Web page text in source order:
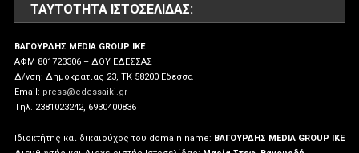
ΤΑΥΤΌΤΗΤΑ ΙΣΤΟΣΕΛΊΔΑΣ:
ΒΑΓΟΥΡΔΗΣ MEDIA GROUP IKE
ΑΦΜ 801723306 – ΔΟΥ ΕΔΕΣΣΑΣ
Δ/νση: Δημοκρατίας 23, ΤΚ 58200 Εδεσσα
Email: press@edessaiki.gr
Tηλ. 2381023242, 6930400836
Ιδιοκτήτης και δικαιούχος του domain name: ΒΑΓΟΥΡΔΗΣ MEDIA GROUP IKE